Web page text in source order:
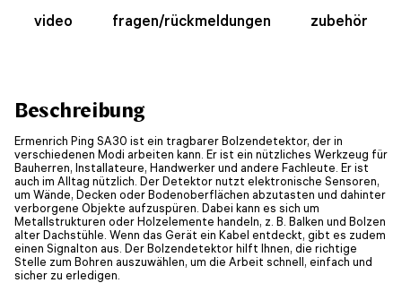
video fragen/rückmeldungen zubehör
Beschreibung
Ermenrich Ping SA30 ist ein tragbarer Bolzendetektor, der in
verschiedenen Modi arbeiten kann. Er ist ein nützliches Werkzeug für
Bauherren, Installateure, Handwerker und andere Fachleute. Er ist
auch im Alltag nützlich. Der Detektor nutzt elektronische Sensoren,
um Wände, Decken oder Bodenoberflächen abzutasten und dahinter
verborgene Objekte aufzuspüren. Dabei kann es sich um
Metallstrukturen oder Holzelemente handeln, z. B. Balken und Bolzen
alter Dachstühle. Wenn das Gerät ein Kabel entdeckt, gibt es zudem
einen Signalton aus. Der Bolzendetektor hilft Ihnen, die richtige
Stelle zum Bohren auszuwählen, um die Arbeit schnell, einfach und
sicher zu erledigen.